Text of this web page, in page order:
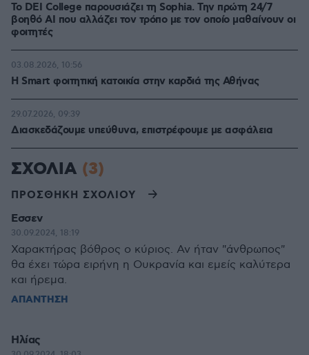
Το DEI College παρουσιάζει τη Sophia. Την πρώτη 24/7
βοηθό AI που αλλάζει τον τρόπο με τον οποίο μαθαίνουν οι
φοιτητές
Η Smart φοιτητική κατοικία στην καρδιά της Αθήνας
03.08.2026, 10:56
Διασκεδάζουμε υπεύθυνα, επιστρέφουμε με ασφάλεια
29.07.2026, 09:39
ΣΧΟΛΙΑ (3)
ΠΡΟΣΘΗΚΗ ΣΧΟΛΙΟΥ
Εσσεν
30.09.2024, 18:19
Χαρακτήρας βόθρος ο κύριος. Αν ήταν "άνθρωπος"
θα έχει τώρα ειρήνη η Ουκρανία και εμείς καλύτερα
και ήρεμα.
ΑΠΑΝΤΗΣΗ
Ηλίας